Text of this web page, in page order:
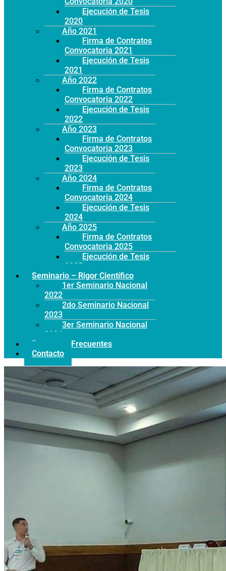
Ejecución de Tesis
2020
Año 2021
Firma de Contratos
Convocatoria 2021
Ejecución de Tesis
2021
Año 2022
Firma de Contratos
Convocatoria 2022
Ejecución de Tesis
2022
Año 2023
Firma de Contratos
Convocatoria 2023
Ejecución de Tesis
2023
Año 2024
Firma de Contratos
Convocatoria 2024
Ejecución de Tesis
2024
Año 2025
Firma de Contratos
Convocatoria 2025
Ejecución de Tesis
2025
Seminario – Rigor Científico
1er Seminario Nacional
2022
2do Seminario Nacional
2023
3er Seminario Nacional
2024
Preguntas Frecuentes
Contacto